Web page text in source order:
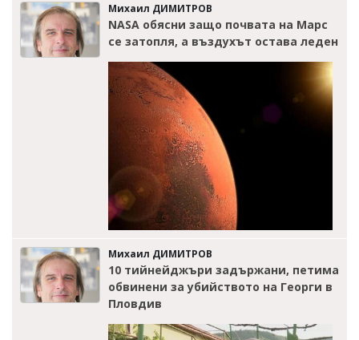
Михаил ДИМИТРОВ
NASA обясни защо почвата на Марс
се затопля, а въздухът остава леден
Михаил ДИМИТРОВ
10 тийнейджъри задържани, петима
обвинени за убийството на Георги в
Пловдив